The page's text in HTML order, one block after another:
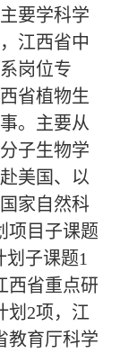
要学科学
江西省中
岗位专
省植物生
。主要从
子生物学
美国、以
家自然科
项目子课题
划子课题1
西省重点研
划 2项，江
教育厅科学